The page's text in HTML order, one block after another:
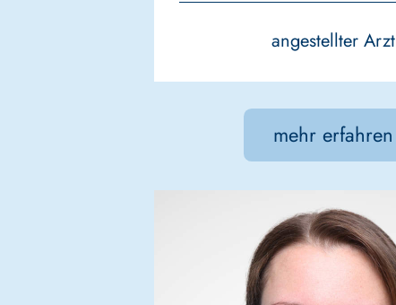
angestellter Arzt
mehr erfahren